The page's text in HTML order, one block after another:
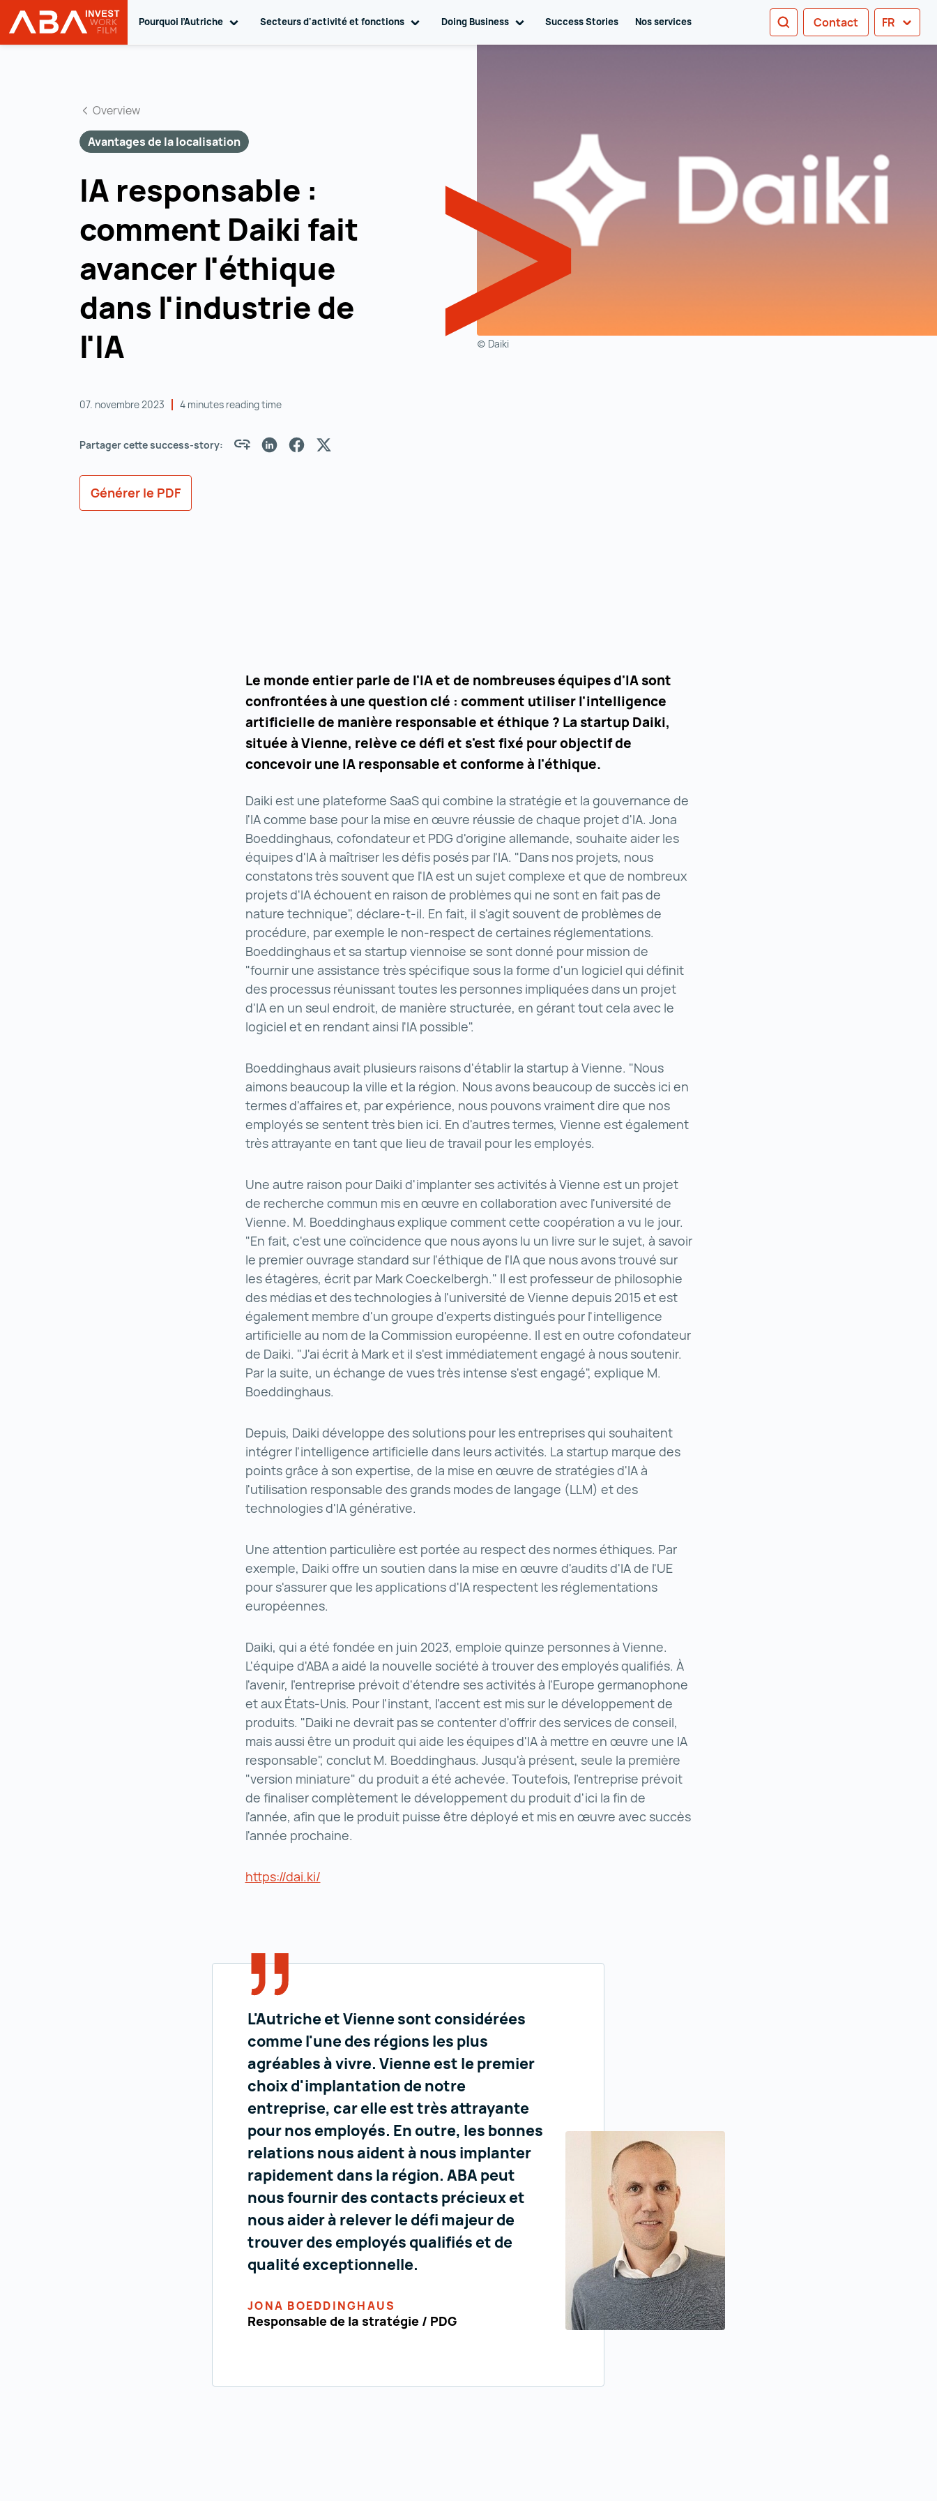
INVEST in AUSTRIA
Pourquoi l’Autriche Toggle sub navigation
Secteurs d'activité et fonctions Toggle sub navigation
Doing Business Toggle sub navigation
Success Stories Nos services RECHERCHE
Contact FR
(c) Daiki
Overview
Avantages de la localisation
IA responsable :
comment Daiki fait
avancer l'éthique
dans l'industrie de
l'IA
07. novembre 2023 4 minutes reading time
Partager cette success-story:
Générer le PDF
Le monde entier parle de l'IA et de nombreuses équipes d'IA sont
confrontées à une question clé : comment utiliser l'intelligence
artificielle de manière responsable et éthique ? La startup Daiki,
située à Vienne, relève ce défi et s'est fixé pour objectif de
concevoir une IA responsable et conforme à l'éthique.
Daiki est une plateforme SaaS qui combine la stratégie et la gouvernance de
l'IA comme base pour la mise en œuvre réussie de chaque projet d'IA. Jona
Boeddinghaus, cofondateur et PDG d'origine allemande, souhaite aider les
équipes d'IA à maîtriser les défis posés par l'IA. "Dans nos projets, nous
constatons très souvent que l'IA est un sujet complexe et que de nombreux
projets d'IA échouent en raison de problèmes qui ne sont en fait pas de
nature technique", déclare-t-il. En fait, il s'agit souvent de problèmes de
procédure, par exemple le non-respect de certaines réglementations.
Boeddinghaus et sa startup viennoise se sont donné pour mission de
"fournir une assistance très spécifique sous la forme d'un logiciel qui définit
des processus réunissant toutes les personnes impliquées dans un projet
d'IA en un seul endroit, de manière structurée, en gérant tout cela avec le
logiciel et en rendant ainsi l'IA possible".
Boeddinghaus avait plusieurs raisons d'établir la startup à Vienne. "Nous
aimons beaucoup la ville et la région. Nous avons beaucoup de succès ici en
termes d'affaires et, par expérience, nous pouvons vraiment dire que nos
employés se sentent très bien ici. En d'autres termes, Vienne est également
très attrayante en tant que lieu de travail pour les employés.
Une autre raison pour Daiki d'implanter ses activités à Vienne est un projet
de recherche commun mis en œuvre en collaboration avec l'université de
Vienne. M. Boeddinghaus explique comment cette coopération a vu le jour.
"En fait, c'est une coïncidence que nous ayons lu un livre sur le sujet, à savoir
le premier ouvrage standard sur l'éthique de l'IA que nous avons trouvé sur
les étagères, écrit par Mark Coeckelbergh." Il est professeur de philosophie
des médias et des technologies à l'université de Vienne depuis 2015 et est
également membre d'un groupe d'experts distingués pour l'intelligence
artificielle au nom de la Commission européenne. Il est en outre cofondateur
de Daiki. "J'ai écrit à Mark et il s'est immédiatement engagé à nous soutenir.
Par la suite, un échange de vues très intense s'est engagé", explique M.
Boeddinghaus.
Depuis, Daiki développe des solutions pour les entreprises qui souhaitent
intégrer l'intelligence artificielle dans leurs activités. La startup marque des
points grâce à son expertise, de la mise en œuvre de stratégies d'IA à
l'utilisation responsable des grands modes de langage (LLM) et des
technologies d'IA générative.
Une attention particulière est portée au respect des normes éthiques. Par
exemple, Daiki offre un soutien dans la mise en œuvre d'audits d'IA de l'UE
pour s'assurer que les applications d'IA respectent les réglementations
européennes.
Daiki, qui a été fondée en juin 2023, emploie quinze personnes à Vienne.
L'équipe d'ABA a aidé la nouvelle société à trouver des employés qualifiés. À
l'avenir, l'entreprise prévoit d'étendre ses activités à l'Europe germanophone
et aux États-Unis. Pour l'instant, l'accent est mis sur le développement de
produits. "Daiki ne devrait pas se contenter d'offrir des services de conseil,
mais aussi être un produit qui aide les équipes d'IA à mettre en œuvre une IA
responsable", conclut M. Boeddinghaus. Jusqu'à présent, seule la première
"version miniature" du produit a été achevée. Toutefois, l'entreprise prévoit
de finaliser complètement le développement du produit d'ici la fin de
l'année, afin que le produit puisse être déployé et mis en œuvre avec succès
l'année prochaine.
https://dai.ki/
L'Autriche et Vienne sont considérées
comme l'une des régions les plus
agréables à vivre. Vienne est le premier
choix d'implantation de notre
entreprise, car elle est très attrayante
pour nos employés. En outre, les bonnes
relations nous aident à nous implanter
rapidement dans la région. ABA peut
nous fournir des contacts précieux et
nous aider à relever le défi majeur de
trouver des employés qualifiés et de
qualité exceptionnelle.
JONA BOEDDINGHAUS
Responsable de la stratégie / PDG